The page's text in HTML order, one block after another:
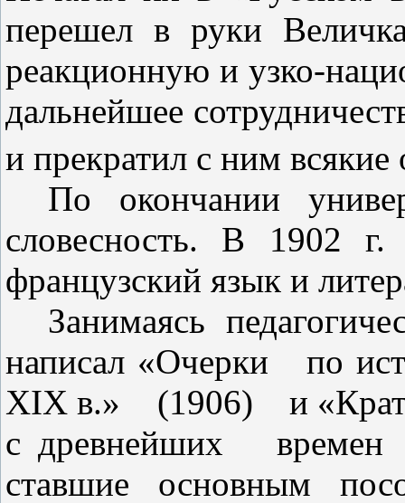
перешел в руки
реакционную и узко-
дальнейшее
и прекратил с ним
По окончании
словес­ность. В 1902
французский язык и
Занимаясь
написал «Очерки
по
XIX в.» (1906)
и
с древнейших
времен
ставшие основным